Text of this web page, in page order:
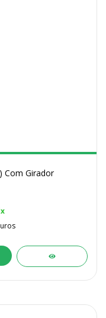
Com Girador